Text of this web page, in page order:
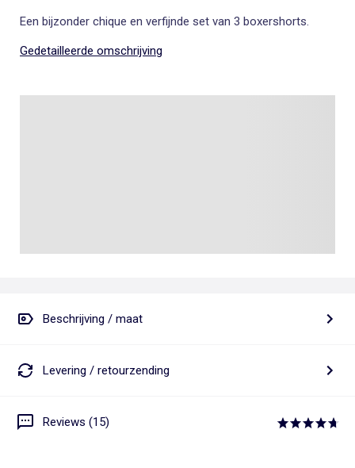
Een bijzonder chique en verfijnde set van 3 boxershorts.
Gedetailleerde omschrijving
Beschrijving / maat
Levering / retourzending
Reviews (15)